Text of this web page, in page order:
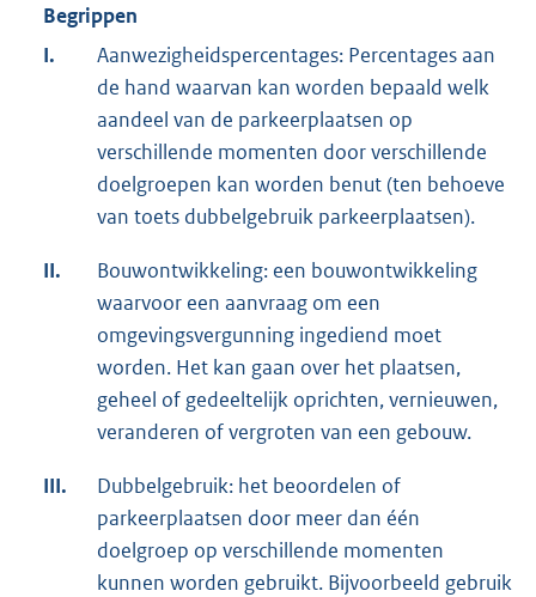
Begrippen
I.
Aanwezigheidspercentages: Percentages aan
de hand waarvan kan worden bepaald welk
aandeel van de parkeerplaatsen op
verschillende momenten door verschillende
doelgroepen kan worden benut (ten behoeve
van toets dubbelgebruik parkeerplaatsen).
II.
Bouwontwikkeling: een bouwontwikkeling
waarvoor een aanvraag om een
omgevingsvergunning ingediend moet
worden. Het kan gaan over het plaatsen,
geheel of gedeeltelijk oprichten, vernieuwen,
veranderen of vergroten van een gebouw.
III.
Dubbelgebruik: het beoordelen of
parkeerplaatsen door meer dan één
doelgroep op verschillende momenten
kunnen worden gebruikt. Bijvoorbeeld gebruik